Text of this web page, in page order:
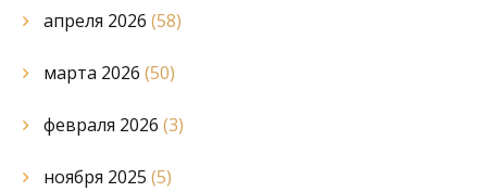
апреля 2026 (58)
марта 2026 (50)
февраля 2026 (3)
ноября 2025 (5)